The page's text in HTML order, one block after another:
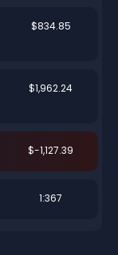
$834.85
$1,962.24
$-1,127.39
1:367